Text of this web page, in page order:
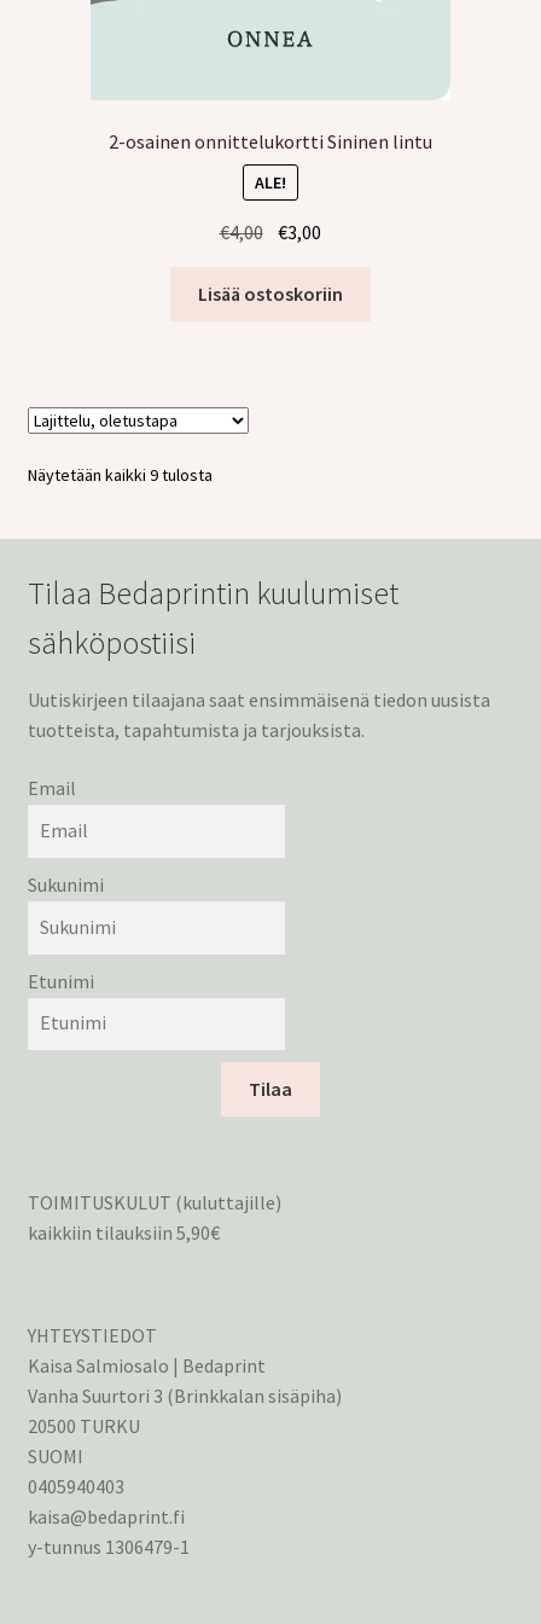
2-osainen onnittelukortti Sininen lintu
ALE!
€4,00 Alkuperäinen
oli:
€3,00
on:
Lisää ostoskoriin
Näytetään kaikki 9 tulosta
Tilaa Bedaprintin kuulumiset
sähköpostiisi
Uutiskirjeen tilaajana saat ensimmäisenä tiedon uusista
tuotteista, tapahtumista ja tarjouksista.
Email
Sukunimi
Etunimi
Tilaa
TOIMITUSKULUT (kuluttajille)
kaikkiin tilauksiin 5,90€
YHTEYSTIEDOT
Kaisa Salmiosalo | Bedaprint
Vanha Suurtori 3 (Brinkkalan sisäpiha)
20500 TURKU
SUOMI
0405940403
kaisa@bedaprint.fi
y-tunnus 1306479-1